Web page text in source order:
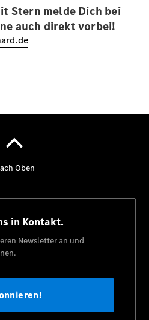
T-
Stern melde Dich bei
auch direkt vorbei!